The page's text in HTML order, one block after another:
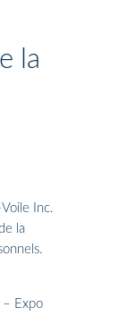
la
Inc.
la
– Expo